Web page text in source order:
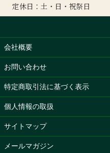
定休日：土・日・祝祭日
会社概要
お問い合わせ
特定商取引法に基づく表示
個人情報の取扱
サイトマップ
メールマガジン